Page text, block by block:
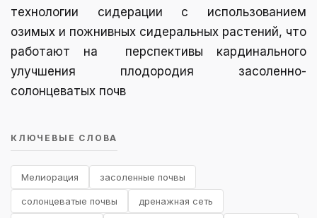
технологии сидерации с использованием
озимых и пожнивных сидеральных растений, что
работают на перспективы кардинального
улучшения плодородия засоленно-
солонцеватых почв
КЛЮЧЕВЫЕ СЛОВА
Мелиорация засоленные почвы
солонцеватые почвы дренажная сеть